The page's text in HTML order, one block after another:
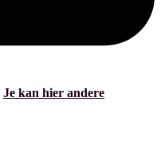
Je kan hier andere